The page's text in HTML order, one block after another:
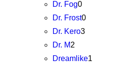
Dr. Fog0
Dr. Frost0
Dr. Kero3
Dr. M2
Dreamlike1